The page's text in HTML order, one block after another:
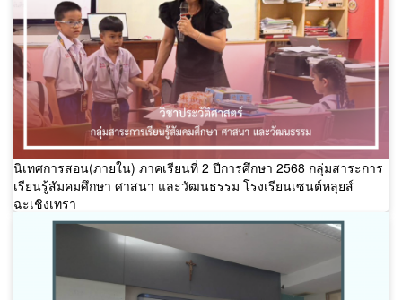
นิเทศการสอน(ภายใน) ภาคเรียนที่ 2 ปีการศึกษา 2568 กลุ่มสาระการ
เรียนรู้สัมคมศึกษา ศาสนา และวัฒนธรรม โรงเรียนเซนต์หลุยส์
ฉะเชิงเทรา